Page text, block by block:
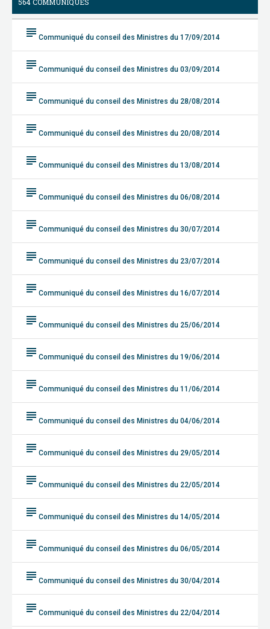
subject Communiqué du conseil des Ministres du 17/09/2014
subject Communiqué du conseil des Ministres du 03/09/2014
subject Communiqué du conseil des Ministres du 28/08/2014
subject Communiqué du conseil des Ministres du 20/08/2014
subject Communiqué du conseil des Ministres du 13/08/2014
subject Communiqué du conseil des Ministres du 06/08/2014
subject Communiqué du conseil des Ministres du 30/07/2014
subject Communiqué du conseil des Ministres du 23/07/2014
subject Communiqué du conseil des Ministres du 16/07/2014
subject Communiqué du conseil des Ministres du 25/06/2014
subject Communiqué du conseil des Ministres du 19/06/2014
subject Communiqué du conseil des Ministres du 11/06/2014
subject Communiqué du conseil des Ministres du 04/06/2014
subject Communiqué du conseil des Ministres du 29/05/2014
subject Communiqué du conseil des Ministres du 22/05/2014
subject Communiqué du conseil des Ministres du 14/05/2014
subject Communiqué du conseil des Ministres du 06/05/2014
subject Communiqué du conseil des Ministres du 30/04/2014
subject Communiqué du conseil des Ministres du 22/04/2014